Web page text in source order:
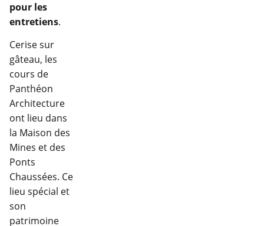
pour les
entretiens.
Cerise sur
gâteau, les
cours de
Panthéon
Architecture
ont lieu dans
la Maison des
Mines et des
Ponts
Chaussées. Ce
lieu spécial et
son
patrimoine